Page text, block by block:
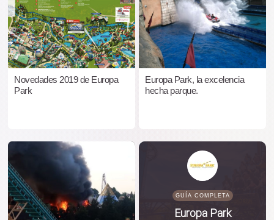
Novedades 2019 de Europa
Park
Europa Park, la excelencia
hecha parque.
GUÍA COMPLETA
Europa Park